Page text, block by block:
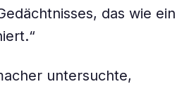
das wie ein
untersuchte,